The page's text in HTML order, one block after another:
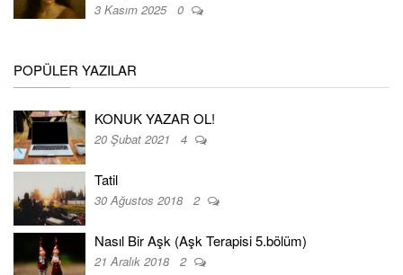
3 Kasım 2025 0
POPÜLER YAZILAR
KONUK YAZAR OL!
20 Şubat 2021 4
Tatil
30 Ağustos 2018 2
Nasıl Bir Aşk (Aşk Terapisi 5.bölüm)
21 Aralık 2018 2